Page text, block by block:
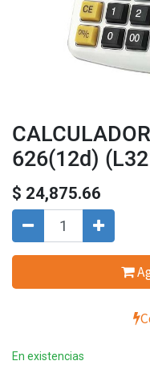
626(12d)
$ 24,875.66
En existencias